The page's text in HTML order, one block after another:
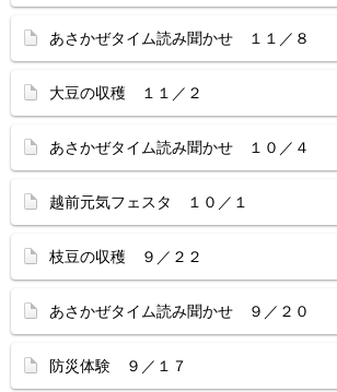
あさかぜタイム読み聞かせ １１／８
大豆の収穫 １１／２
あさかぜタイム読み聞かせ １０／４
越前元気フェスタ １０／１
枝豆の収穫 ９／２２
あさかぜタイム読み聞かせ ９／２０
防災体験 ９／１７